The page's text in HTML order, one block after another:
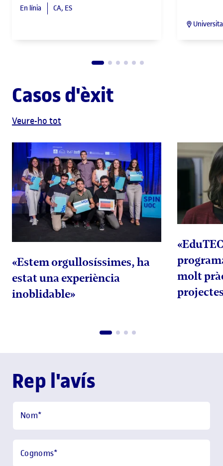
En línia CA, ES
Casos d'èxit
Veure-ho tot
«Estem orgullosíssimes, ha
estat una experiència
inoblidable»
molt
Rep l'avís
Nom*
Cognoms*